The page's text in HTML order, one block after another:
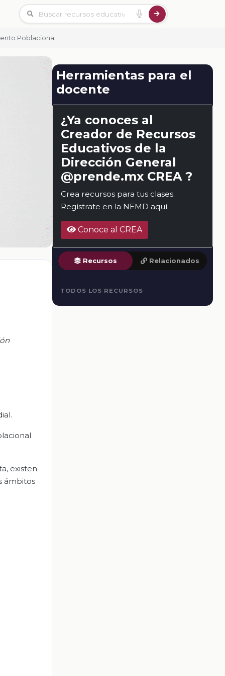
Poblacional
existen
ámbitos
Herramientas para el
docente
¿Ya conoces al
Creador de Recursos
Educativos de la
Dirección General
@prende.mx CREA ?
Crea recursos para tus clases.
Regístrate en la NEMD aquí.
Conoce al CREA
Recursos Relacionados
TODOS LOS RECURSOS